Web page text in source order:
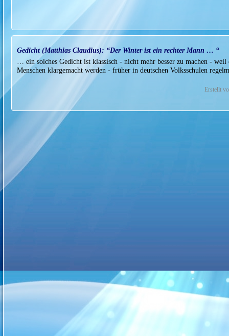
Gedicht (Matthias Claudius): “Der Winter ist ein rechter Mann … “
… ein solches Gedicht ist klassisch - nicht mehr besser zu machen -
Menschen klargemacht werden - früher in deutschen Volksschulen
Erstellt